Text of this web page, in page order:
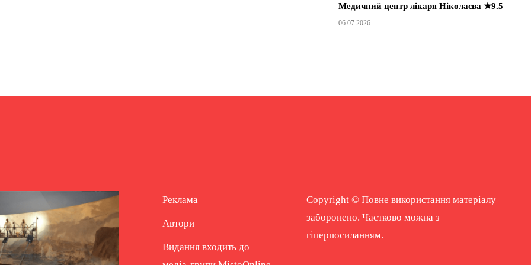
Медичний центр лікаря Ніколаєва ★9.5
06.07.2026
Реклама
Автори
Видання входить до
Copyright © Повне використання матеріалу
заборонено. Частково можна з
гіперпосиланням.